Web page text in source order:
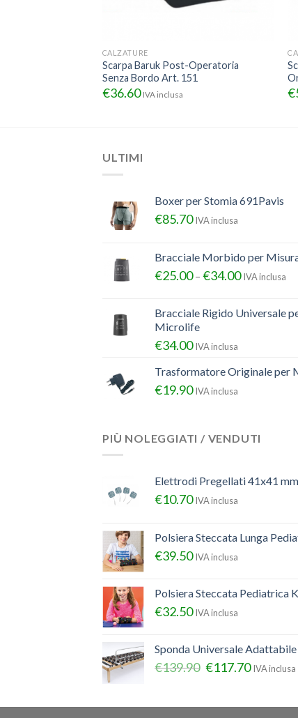
CALZATURE
Scarpa Baruk Post-Operatoria
Senza Bordo Art. 151
€36.60 IVA inclusa €
ULTIMI
Boxer per Stomia 691Pavis
€85.70 IVA inclusa
Bracciale Morbido per
€25.00– €34.00 IVA inclusa
Bracciale Rigido Universale
Microlife
€34.00 IVA inclusa
Trasformatore Originale per
€19.90 IVA inclusa
PIÙ NOLEGGIATI / VENDUTI
Elettrodi Pregellati 41x41
€10.70 IVA inclusa
Polsiera Steccata Lunga
€39.50 IVA inclusa
Polsiera Steccata Pediatrica
€32.50 IVA inclusa
Sponda Universale
€139.90 €117.70 IVA inclusa